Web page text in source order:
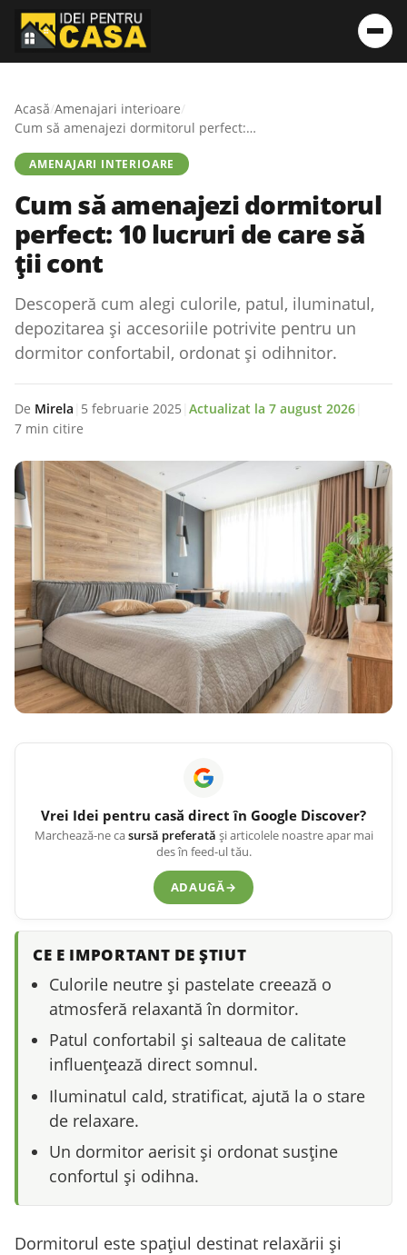
Acasă/Amenajari interioare/
Cum să amenajezi dormitorul perfect: 10 lucruri de care să ții cont
AMENAJARI INTERIOARE
Cum să amenajezi dormitorul
perfect: 10 lucruri de care să
ții cont
Descoperă cum alegi culorile, patul, iluminatul,
depozitarea și accesoriile potrivite pentru un
dormitor confortabil, ordonat și odihnitor.
De Mirela 5 februarie 2025 Actualizat la 7 august 2026
7 min citire
Vrei Idei pentru casă direct în Google Discover?
Marchează-ne casursă preferată și articolele noastre apar mai
des în feed-ul tău.
ADAUGĂ→
CE E IMPORTANT DE ȘTIUT
Culorile neutre și pastelate creează o
atmosferă relaxantă în dormitor.
Patul confortabil și salteaua de calitate
influențează direct somnul.
Iluminatul cald, stratificat, ajută la o stare
de relaxare.
Un dormitor aerisit și ordonat susține
confortul și odihna.
Dormitorul este spațiul destinat relaxării și